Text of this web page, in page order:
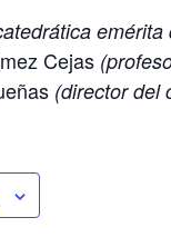
Cejas
(director del